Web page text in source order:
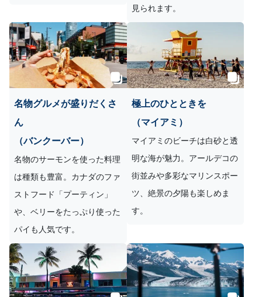
見られます。
名物グルメが盛りだくさ
ん
（バンクーバー）
名物のサーモンを使った料理
は種類も豊富。カナダのファ
ストフード「プーティン」
や、ベリーをたっぷり使った
パイも人気です。
極上のひとときを
（マイアミ）
マイアミのビーチは白砂と透
明な海が魅力。アールデコの
街並みや多彩なマリンスポー
ツ、絶景の夕陽も楽しめま
す。